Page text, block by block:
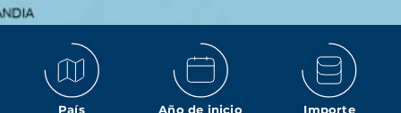
País Año de inicio Importe